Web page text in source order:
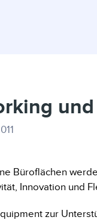
Büroflächen
Innovation und
zur